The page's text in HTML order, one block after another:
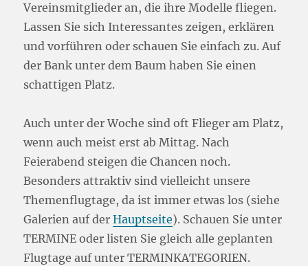
Vereinsmitglieder an, die ihre Modelle fliegen.
Lassen Sie sich Interessantes zeigen, erklären
und vorführen oder schauen Sie einfach zu. Auf
der Bank unter dem Baum haben Sie einen
schattigen Platz.
Auch unter der Woche sind oft Flieger am Platz,
wenn auch meist erst ab Mittag. Nach
Feierabend steigen die Chancen noch.
Besonders attraktiv sind vielleicht unsere
Themenflugtage, da ist immer etwas los (siehe
Galerien auf derHauptseite). Schauen Sie unter
TERMINE oder listen Sie gleich alle geplanten
Flugtage auf unter TERMINKATEGORIEN.